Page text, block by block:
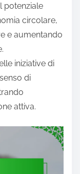
potenziale
circolare,
e aumentando
iniziative di
di
attiva.